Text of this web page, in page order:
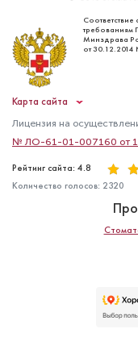
Соответствие
требованиям
Минздрава
от
Карта сайта
Лицензия на
№ ЛО-61-01-007160 от
Рейтинг сайта: 4.8
Количество голосов: 2320